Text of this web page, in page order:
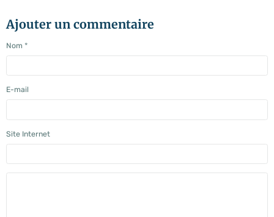
Ajouter un commentaire
Nom
E-mail
Site Internet